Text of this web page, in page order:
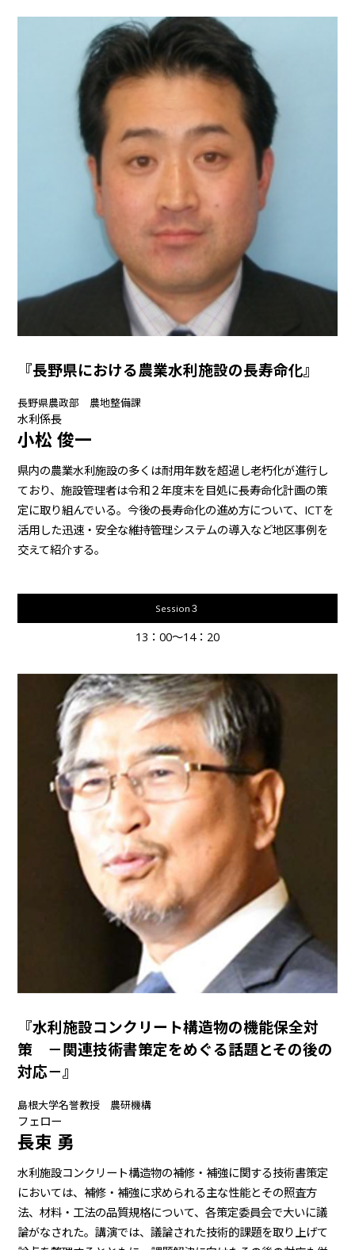
『長野県における農業水利施設の長寿命化』
長野県農政部 農地整備課
水利係長
小松 俊一
県内の農業水利施設の多くは耐用年数を超過し老朽化が進行し
ており、施設管理者は令和２年度末を目処に長寿命化計画の策
定に取り組んでいる。今後の長寿命化の進め方について、ICTを
活用した迅速・安全な維持管理システムの導入など地区事例を
交えて紹介する。
Session３
13：00～14：20
『水利施設コンクリート構造物の機能保全対
策 －関連技術書策定をめぐる話題とその後の
対応－』
島根大学名誉教授 農研機構
フェロー
長束 勇
水利施設コンクリート構造物の補修・補強に関する技術書策定
においては、補修・補強に求められる主な性能とその照査方
法、材料・工法の品質規格について、各策定委員会で大いに議
論がなされた。講演では、議論された技術的課題を取り上げて